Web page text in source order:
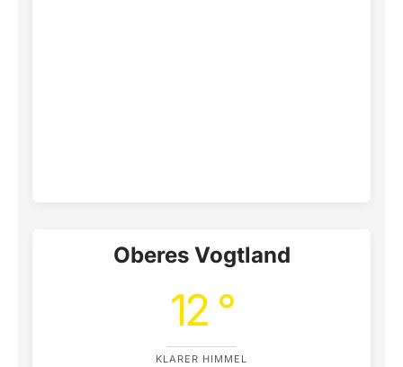
Oberes Vogtland
12 °
KLARER HIMMEL